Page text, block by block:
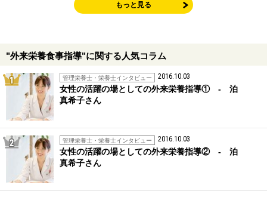
もっと見る
"外来栄養食事指導"に関する人気コラム
管理栄養士・栄養士インタビュー 2016.10.03
女性の活躍の場としての外来栄養指導① - 泊
真希子さん
1位
管理栄養士・栄養士インタビュー 2016.10.03
女性の活躍の場としての外来栄養指導② - 泊
真希子さん
2位